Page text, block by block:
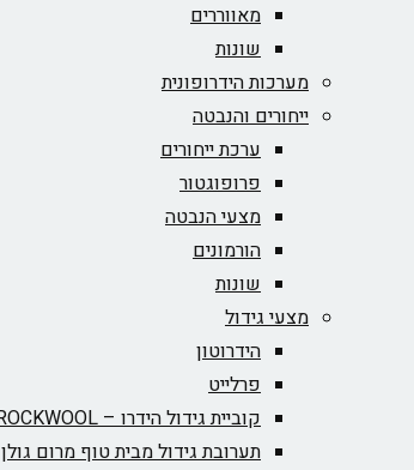
מאווררים
שונות
מערכות הידרופונית
ייחורים והנבטה
ערכת ייחורים
פרופוגטור
מצעי הנבטה
הורמונים
שונות
מצעי גידול
הידרוטון
פרלייט
קוביית גידול הידרו – ROCKWOOL‏
תערובת גידול מבית טוף מרום גולן